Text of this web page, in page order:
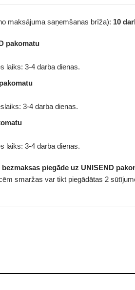
maksājuma saņemšanas brīža): 10
pakomatu
laiks: 3-4 darba dienas.
3-4 darba dienas.
laiks: 3-4 darba dienas.
piegāde uz UNISEND
smaržas var tikt piegādātas 2